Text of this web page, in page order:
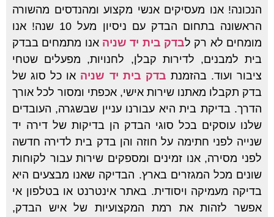
הנכונה! אנו מעסיקים אנשי מקצוע ומהנדסים מהשורה
הראשונה בתחום הבדק עם ניסיון מעל 10 שנה! אנו
מומחים לא רק לבדק בית יד שניה אנו מתמחים בבדק
בית למבנים, לדירות קבלן, לחנויות, מפעלים שטחי
ציבור ועוד. בהזמנת בדק בית יד שניה או כל סוג של
בדק תקבלו מאתנו שירות אישי, אכפתי ומסור לכל אורך
הדרך. בדיקת בית היא עבורנו עניין שבשגרה, העובדים
שלנו עוסקים בכל סוגי הבדק הן בדיקות של דירה יד
שנייה לפני חתימה על חוזה והן בדק בית לדירה חדשה
לפני מסירה, אנו זמינים ומספקים שירות עבור לקוחות
שונים מכל המגזרים בארץ. הבדיקה שאנו מבצעים היא
בדיקה מעמיקה ויסודית. באתר אינטרנט או בטלפון אי
אפשר לזהות את רמת המקצועיות של איש הבדק,